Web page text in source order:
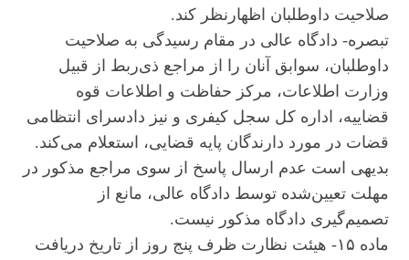
صلاحیت داوطلبان اظهارنظر کند.
تبصره- دادگاه عالی در مقام رسیدگی به صلاحیت
داوطلبان، سوابق آنان را از مراجع ذی‌ربط از قبیل
وزارت اطلاعات، مرکز حفاظت و اطلاعات قوه
قضاییه، اداره کل سجل کیفری و نیز دادسرای انتظامی
قضات در مورد دارندگان پایه قضایی، استعلام می‌کند.
بدیهی است عدم ارسال پاسخ از سوی مراجع مذکور در
مهلت تعیین‌شده توسط دادگاه عالی، مانع از
تصمیم‌گیری دادگاه مذکور نیست.
ماده ۱۵- هیئت نظارت ظرف پنج روز از تاریخ دریافت